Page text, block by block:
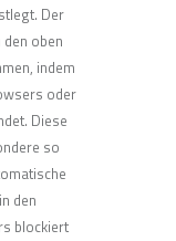
Der
oben
indem
oder
Diese
so
den
blockiert